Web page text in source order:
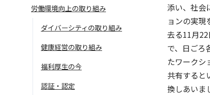
労働環境向上の取り組み
ダイバーシティの取り組み
健康経営の取り組み
福利厚生の今
認証・認定
添い、社会
ョンの実現
去る11月
で、日ごろ
たワークシ
共有すると
換しあいま